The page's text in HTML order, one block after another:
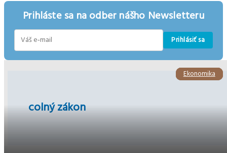
Prihláste sa na odber nášho Newsletteru
Prihlásiť sa
colný zákon
Ekonomika
Ekonomika
Ekonomika